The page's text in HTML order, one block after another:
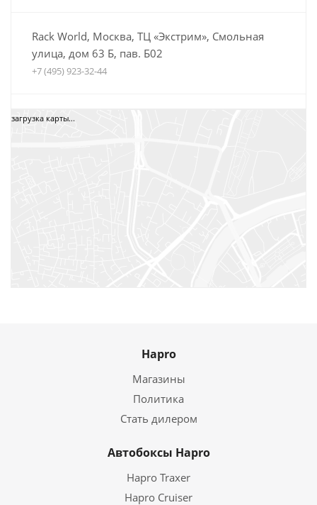
Rack World, Москва, ТЦ «Экстрим», Смольная
улица, дом 63 Б, пав. Б02
+7 (495) 923-32-44
Автобагажники Boxteam.ru, ТЦ СпортЕХ, Москва,
загрузка карты...
Hapro
Магазины
Политика
Стать дилером
Автобоксы Hapro
Hapro Traxer
Hapro Cruiser